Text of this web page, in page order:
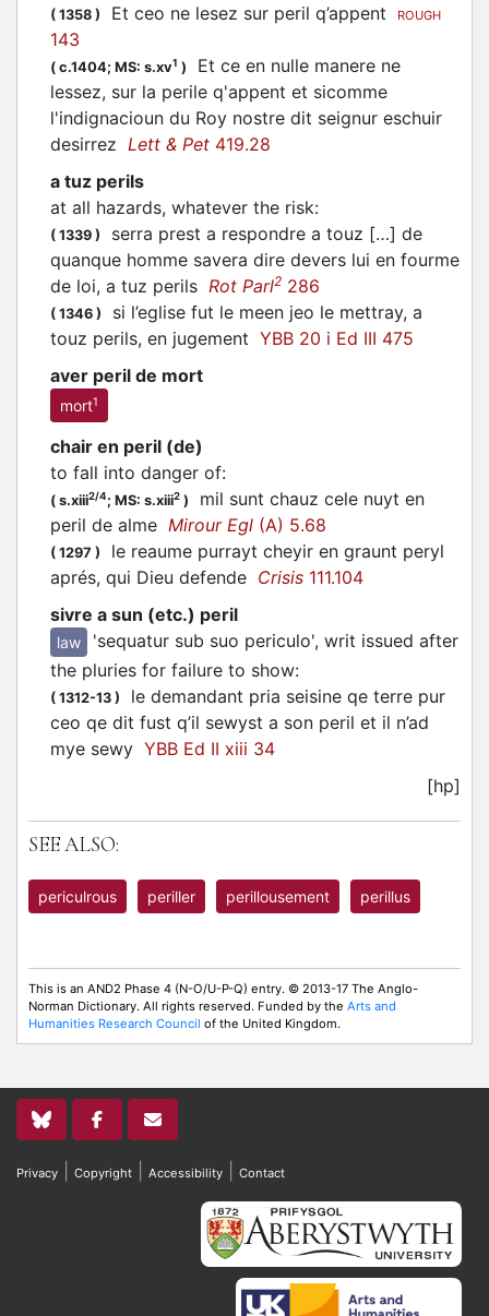
( 1358 ) Et ceo ne lesez sur peril q’appent ROUGH
143
( c.1404; MS: s.xv1 )
Et ce en nulle manere ne
lessez, sur la perile q'appent et sicomme
l'indignacioun du Roy nostre dit seignur eschuir
desirrez Lett & Pet 419.28
a tuz perils
at all hazards, whatever the risk:
( 1339 )
serra prest a respondre a touz […] de
quanque homme savera dire devers lui en fourme
de loi, a tuz perils Rot Parl2 286
( 1346 )
si l’eglise fut le meen jeo le mettray, a
touz perils, en jugement YBB 20 i Ed III 475
aver peril de mort
mort1
chair en peril (de)
to fall into danger of:
( s.xiii2/4; MS: s.xiii2 )
mil sunt chauz cele nuyt en
peril de alme Mirour Egl (A) 5.68
( 1297 )
le reaume purrayt cheyir en graunt peryl
aprés, qui Dieu defende Crisis 111.104
sivre a sun (etc.) peril
law
'sequatur sub suo periculo', writ issued after
the pluries for failure to show:
( 1312-13 )
le demandant pria seisine qe terre pur
ceo qe dit fust q’il sewyst a son peril et il n’ad
mye sewy YBB Ed II xiii 34
[hp]
SEE ALSO:
periculrous periller perillousement perillus
This is an AND2 Phase 4 (N-O/U-P-Q) entry. © 2013-17 The Anglo-
Norman Dictionary. All rights reserved. Funded by the Arts and
Humanities Research Council of the United Kingdom.
Privacy Copyright Accessibility Contact